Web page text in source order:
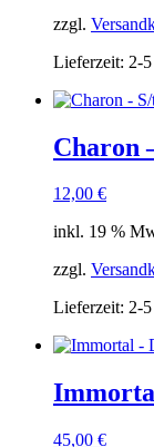
zzgl.
Lieferzeit: 2-
Charon
12,00 €
inkl. 19 %
zzgl.
Lieferzeit: 2-
45,00 €